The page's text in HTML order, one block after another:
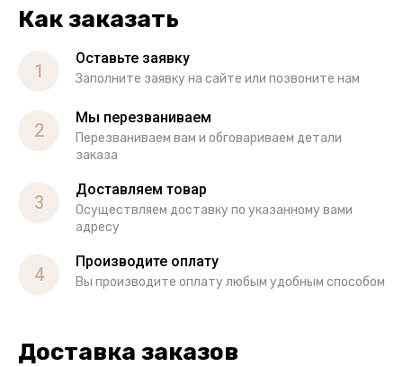
Как заказать
1
Оставьте заявку
Заполните заявку на сайте или позвоните нам
2
Мы перезваниваем
Перезваниваем вам и обговариваем детали
заказа
3
Доставляем товар
Осуществляем доставку по указанному вами
адресу
4
Производите оплату
Вы производите оплату любым удобным способом
Доставка заказов